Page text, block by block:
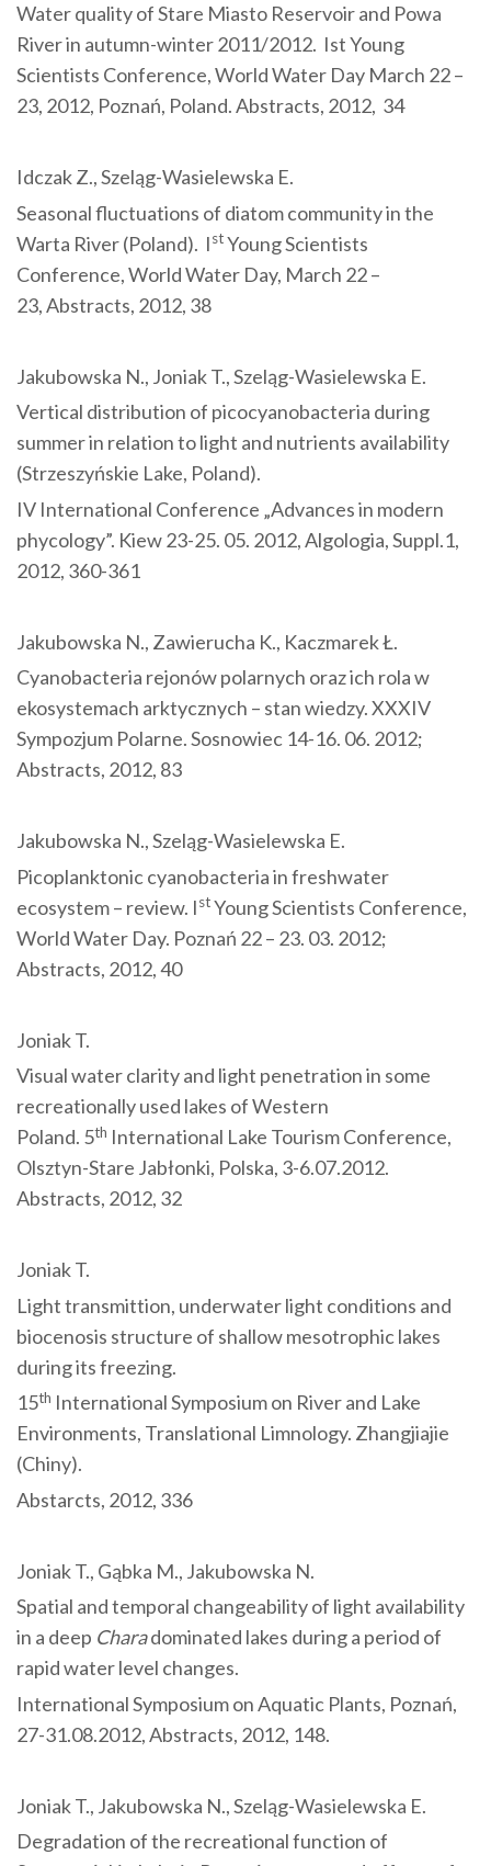
Water quality of Stare Miasto Reservoir and Powa
River in autumn-winter 2011/2012. Ist Young
Scientists Conference, World Water Day March 22 –
23, 2012, Poznań, Poland. Abstracts, 2012, 34
Idczak Z., Szeląg-Wasielewska E.
Seasonal fluctuations of diatom community in the
Warta River (Poland). IstYoung Scientists
Conference, World Water Day, March 22 –
23, Abstracts, 2012, 38
Jakubowska N., Joniak T., Szeląg-Wasielewska E.
Vertical distribution of picocyanobacteria during
summer in relation to light and nutrients availability
(Strzeszyńskie Lake, Poland).
IV International Conference „Advances in modern
phycology”. Kiew 23-25. 05. 2012, Algologia, Suppl.1,
2012, 360-361
Jakubowska N., Zawierucha K., Kaczmarek Ł.
Cyanobacteria rejonów polarnych oraz ich rola w
ekosystemach arktycznych – stan wiedzy. XXXIV
Sympozjum Polarne. Sosnowiec 14-16. 06. 2012;
Abstracts, 2012, 83
Jakubowska N., Szeląg-Wasielewska E.
Picoplanktonic cyanobacteria in freshwater
ecosystem – review. IstYoung Scientists Conference,
World Water Day. Poznań 22 – 23. 03. 2012;
Abstracts, 2012, 40
Joniak T.
Visual water clarity and light penetration in some
recreationally used lakes of Western
Poland. 5th International Lake Tourism Conference,
Olsztyn-Stare Jabłonki, Polska, 3-6.07.2012.
Abstracts, 2012, 32
Joniak T.
Light transmittion, underwater light conditions and
biocenosis structure of shallow mesotrophic lakes
during its freezing.
15th International Symposium on River and Lake
Environments, Translational Limnology. Zhangjiajie
(Chiny).
Abstarcts, 2012, 336
Joniak T., Gąbka M., Jakubowska N.
Spatial and temporal changeability of light availability
in a deep Charadominated lakes during a period of
rapid water level changes.
International Symposium on Aquatic Plants, Poznań,
27-31.08.2012, Abstracts, 2012, 148.
Joniak T., Jakubowska N., Szeląg-Wasielewska E.
Degradation of the recreational function of